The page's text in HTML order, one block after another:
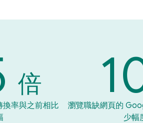
倍
率與之前相比
瀏覽職缺網頁的
少幅